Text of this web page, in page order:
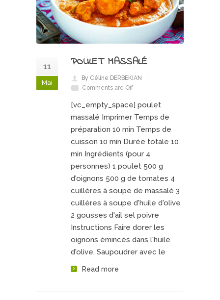
11
Mai
POULET MASSALÉ
By Céline DERBEKIAN
Comments are Off
[vc_empty_space] poulet
massalé Imprimer Temps de
préparation 10 min Temps de
cuisson 10 min Durée totale 10
min Ingrédients (pour 4
personnes) 1 poulet 500 g
d'oignons 500 g de tomates 4
cuillères à soupe de massalé 3
cuillères à soupe d'huile d'olive
2 gousses d'ail sel poivre
Instructions Faire dorer les
oignons émincés dans l'huile
d'olive. Saupoudrer avec le
Read more